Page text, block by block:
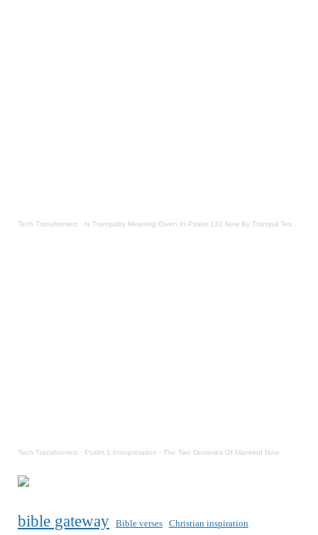
Tech Transformerz · Is Tranquility Meaning Given In Psalm 131 Now By Tranquil Testament
Tech Transformerz · Psalm 1 Interpretation - The Two Destinies Of Mankind Now
bible gateway Bible verses Christian inspiration